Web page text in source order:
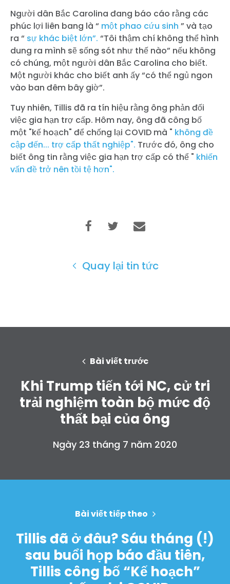
Shop
Làm việc với chúng tôi
Nhấn
Bữa tiệc của bạn
Hoạt động
Vote
Quyên tặng
Người dân Bắc Carolina đang báo cáo rằng các
phúc lợi liên bang là “ một phao cứu sinh ” và tạo
ra “ sự khác biệt lớn”. “Tôi thậm chí không thể hình
dung ra mình sẽ sống sót như thế nào” nếu không
có chúng, một người dân Bắc Carolina cho biết.
Một người khác cho biết anh ấy “có thể ngủ ngon
vào ban đêm bây giờ”.
Tuy nhiên, Tillis đã ra tín hiệu rằng ông phản đối
việc gia hạn trợ cấp. Hôm nay, ông đã công bố
một "kế hoạch" để chống lại COVID mà " không đề
cập đến... trợ cấp thất nghiệp". Trước đó, ông cho
biết ông tin rằng việc gia hạn trợ cấp có thể " khiến
vấn đề trở nên tồi tệ hơn".
Quay lại tin tức
Bài viết trước
Khi Trump tiến tới NC, cử tri
trải nghiệm toàn bộ mức độ
thất bại của ông
Ngày 23 tháng 7 năm 2020
Bài viết tiếp theo
Tillis đã ở đâu? Sáu tháng (!)
sau buổi họp báo đầu tiên,
Tillis công bố “Kế hoạch”